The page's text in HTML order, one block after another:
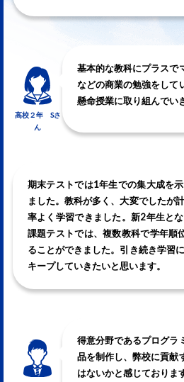
基本的な教科にプラスで
などの商業の勉強をして
懸命授業に取り組んでい
高校２年 Sさ
ん
期末テストでは1年生での集大成を
ました。教科が多く、大変でしたが
率よく学習できました。新2年生と
課題テストでは、複数教科で学年順
ることができました。引き続き学習
キープしていきたいと思います。
得意分野であるプログラ
品を制作し、弊校に貢献
はないかと感じておりま